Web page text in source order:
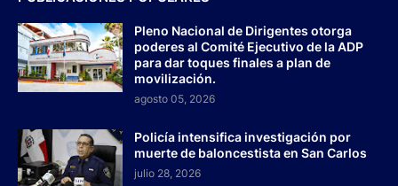
Pleno Nacional de Dirigentes otorga
poderes al Comité Ejecutivo de la ADP
para dar toques finales a plan de
movilización.
agosto 05, 2026
Policía intensifica investigación por
muerte de baloncestista en San Carlos
julio 28, 2026